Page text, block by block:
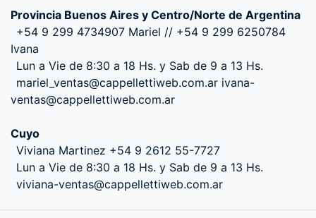
Provincia Buenos Aires y Centro/Norte de Argentina
+54 9 299 4734907 Mariel // +54 9 299 6250784
Ivana
Lun a Vie de 8:30 a 18 Hs. y Sab de 9 a 13 Hs.
mariel_ventas@cappellettiweb.com.ar ivana-
ventas@cappellettiweb.com.ar
Cuyo
Viviana Martinez +54 9 2612 55-7727
Lun a Vie de 8:30 a 18 Hs. y Sab de 9 a 13 Hs.
viviana-ventas@cappellettiweb.com.ar